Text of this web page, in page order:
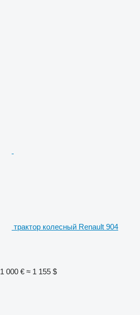
трактор колесный Renault 904
1 000 € ≈ 1 155 $